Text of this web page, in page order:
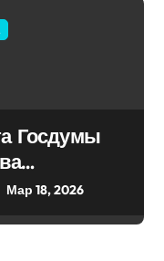
Госдумы
из ЛДПР
Мар 18, 2026